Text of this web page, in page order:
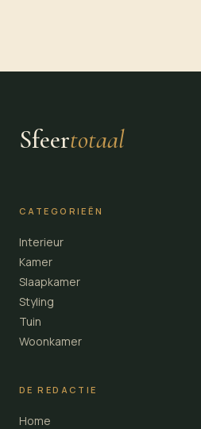
Sfeertotaal
CATEGORIEËN
Interieur
Kamer
Slaapkamer
Styling
Tuin
Woonkamer
DE REDACTIE
Home